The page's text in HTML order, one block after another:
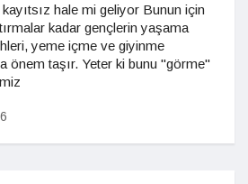
hale mi geliyor Bunun için
kadar gençlerin yaşama
yeme içme ve giyinme
önem taşır. Yeter ki bunu "görme"